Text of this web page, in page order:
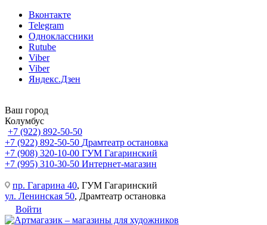
Вконтакте
Telegram
Одноклассники
Rutube
Viber
Viber
Яндекс.Дзен
Ваш город
Колумбус
+7 (922) 892-50-50
+7 (922) 892-50-50 Драмтеатр остановка
+7 (908) 320-10-00 ГУМ Гагаринский
+7 (995) 310-30-50 Интернет-магазин
пр. Гагарина 40, ГУМ Гагаринский
ул. Ленинская 50, Драмтеатр остановка
Войти